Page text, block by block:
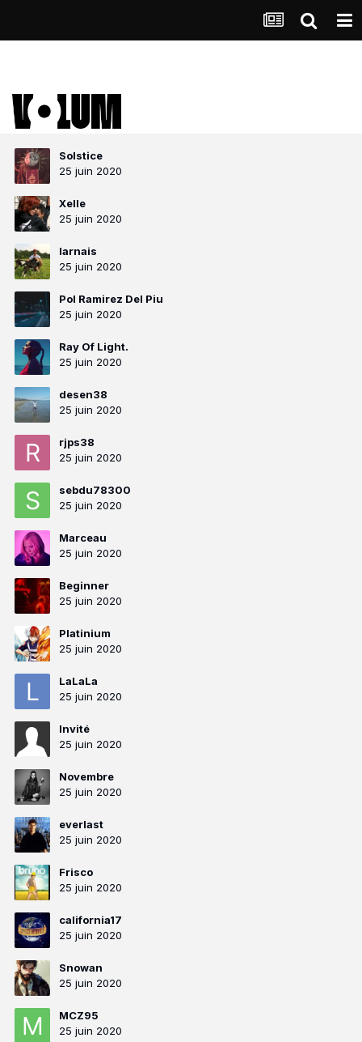
Solstice
25 juin 2020
Xelle
25 juin 2020
larnais
25 juin 2020
Pol Ramirez Del Piu
25 juin 2020
Ray Of Light.
25 juin 2020
desen38
25 juin 2020
rjps38
25 juin 2020
sebdu78300
25 juin 2020
Marceau
25 juin 2020
Beginner
25 juin 2020
Platinium
25 juin 2020
LaLaLa
25 juin 2020
Invité
25 juin 2020
Novembre
25 juin 2020
everlast
25 juin 2020
Frisco
25 juin 2020
california17
25 juin 2020
Snowan
25 juin 2020
MCZ95
25 juin 2020